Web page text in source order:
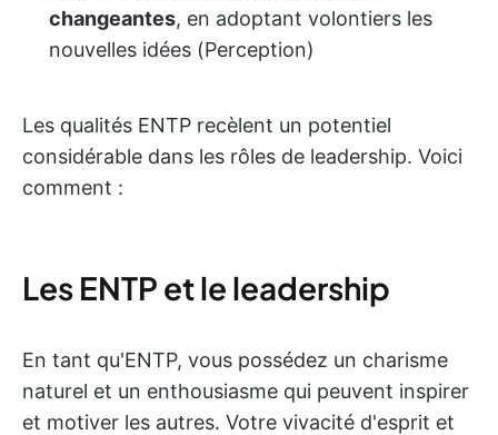
changeantes, en adoptant volontiers les
nouvelles idées (Perception)
Les qualités ENTP recèlent un potentiel
considérable dans les rôles de leadership. Voici
comment :
Les ENTP et le leadership
En tant qu'ENTP, vous possédez un charisme
naturel et un enthousiasme qui peuvent inspirer
et motiver les autres. Votre vivacité d'esprit et